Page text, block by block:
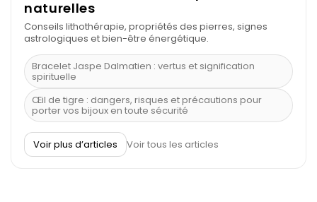
naturelles
Conseils lithothérapie, propriétés des pierres, signes
astrologiques et bien-être énergétique.
Bracelet Jaspe Dalmatien : vertus et signification
spirituelle
Œil de tigre : dangers, risques et précautions pour
porter vos bijoux en toute sécurité
À quel poignet porter un bracelet de pierre
Découvrez le scorpion et ses pierres
Voir plus d’articles Voir tous les articles